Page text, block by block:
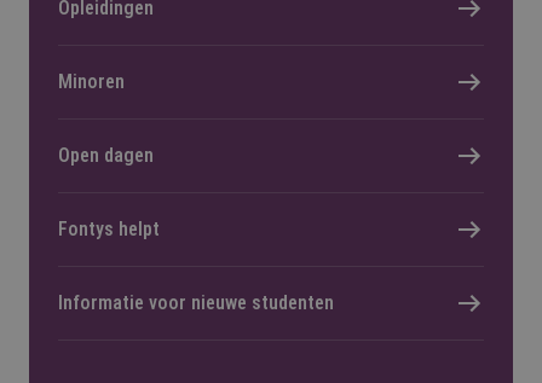
Opleidingen
Minoren
Open dagen
Fontys helpt
Informatie voor nieuwe studenten